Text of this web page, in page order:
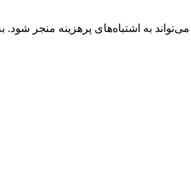
به اشتباه‌های پرهزینه منجر شود.